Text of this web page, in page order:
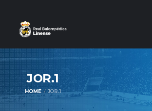
JOR.1
HOME JOR.1